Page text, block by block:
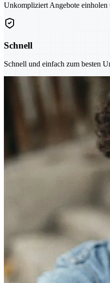
Unkompliziert Angebote einholen
Schnell
Schnell und einfach zum besten